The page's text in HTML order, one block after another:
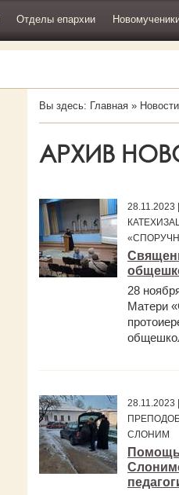
Отделы епархии
Вы здесь: Главная» Новости
АРХИВ
28
Матери
СЛОНИМ
Помощь